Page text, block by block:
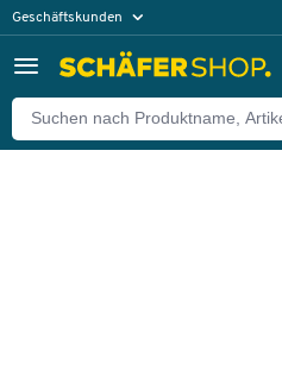
Geschäftskunden
Zurück